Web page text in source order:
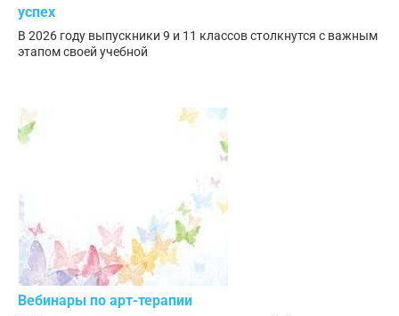
успех
В 2026 году выпускники 9 и 11 классов столкнутся с важным
этапом своей учебной
Вебинары по арт-терапии